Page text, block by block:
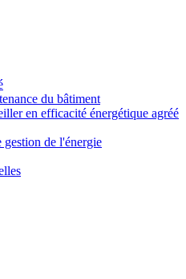
du bâtiment
en efficacité énergétique agréé
de l'énergie